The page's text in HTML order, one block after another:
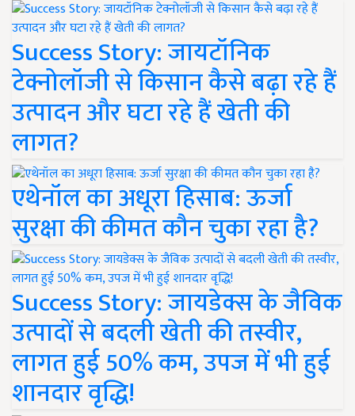
Success Story: जायटॉनिक
टेक्नोलॉजी से किसान कैसे बढ़ा रहे हैं
उत्पादन और घटा रहे हैं खेती की
लागत?
एथेनॉल का अधूरा हिसाब: ऊर्जा
सुरक्षा की कीमत कौन चुका रहा है?
Success Story: जायडेक्स के जैविक
उत्पादों से बदली खेती की तस्वीर,
लागत हुई 50% कम, उपज में भी हुई
शानदार वृद्धि!